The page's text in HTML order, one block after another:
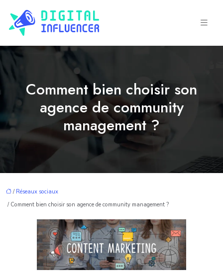
Comment bien choisir son
agence de community
management ?
/ Réseaux sociaux
/ Comment bien choisir son agence de community management ?